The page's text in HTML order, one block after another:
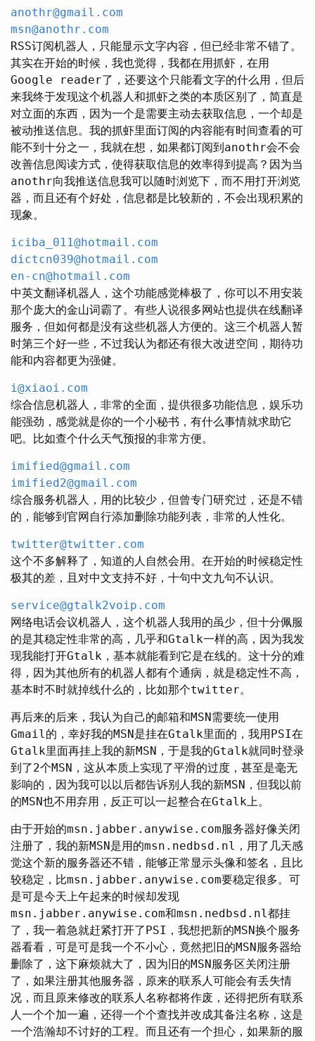
anothr@gmail.com
msn@anothr.com
RSS订阅机器人，只能显示文字内容，但已经非常不错了。
其实在开始的时候，我也觉得，我都在用抓虾，在用
Google reader了，还要这个只能看文字的什么用，但后
来我终于发现这个机器人和抓虾之类的本质区别了，简直是
对立面的东西，因为一个是需要主动去获取信息，一个却是
被动推送信息。我的抓虾里面订阅的内容能有时间查看的可
能不到十分之一，我就在想，如果都订阅到anothr会不会
改善信息阅读方式，使得获取信息的效率得到提高？因为当
anothr向我推送信息我可以随时浏览下，而不用打开浏览
器，而且还有个好处，信息都是比较新的，不会出现积累的
现象。
iciba_011@hotmail.com
dictcn039@hotmail.com
en-cn@hotmail.com
中英文翻译机器人，这个功能感觉棒极了，你可以不用安装
那个庞大的金山词霸了。有些人说很多网站也提供在线翻译
服务，但如何都是没有这些机器人方便的。这三个机器人暂
时第三个好一些，不过我认为都还有很大改进空间，期待功
能和内容都更为强健。
i@xiaoi.com
综合信息机器人，非常的全面，提供很多功能信息，娱乐功
能强劲，感觉就是你的一个小秘书，有什么事情就求助它
吧。比如查个什么天气预报的非常方便。
imified@gmail.com
imified2@gmail.com
综合服务机器人，用的比较少，但曾专门研究过，还是不错
的，能够到官网自行添加删除功能列表，非常的人性化。
twitter@twitter.com
这个不多解释了，知道的人自然会用。在开始的时候稳定性
极其的差，且对中文支持不好，十句中文九句不认识。
service@gtalk2voip.com
网络电话会议机器人，这个机器人我用的虽少，但十分佩服
的是其稳定性非常的高，几乎和Gtalk一样的高，因为我发
现我能打开Gtalk，基本就能看到它是在线的。这十分的难
得，因为其他所有的机器人都有个通病，就是稳定性不高，
基本时不时就掉线什么的，比如那个twitter。
再后来的后来，我认为自己的邮箱和MSN需要统一使用
Gmail的，幸好我的MSN是挂在Gtalk里面的，我用PSI在
Gtalk里面再挂上我的新MSN，于是我的Gtalk就同时登录
到了2个MSN，这从本质上实现了平滑的过度，甚至是毫无
影响的，因为我可以以后都告诉别人我的新MSN，但我以前
的MSN也不用弃用，反正可以一起整合在Gtalk上。
由于开始的msn.jabber.anywise.com服务器好像关闭
注册了，我的新MSN是用的msn.nedbsd.nl，用了几天感
觉这个新的服务器还不错，能够正常显示头像和签名，且比
较稳定，比msn.jabber.anywise.com要稳定很多。可
是可是今天上午起来的时候却发现
msn.jabber.anywise.com和msn.nedbsd.nl都挂
了，我一着急就赶紧打开了PSI，我想把新的MSN换个服务
器看看，可是可是我一个不小心，竟然把旧的MSN服务器给
删除了，这下麻烦就大了，因为旧的MSN服务区关闭注册
了，如果注册其他服务器，原来的联系人可能会有丢失情
况，而且原来修改的联系人名称都将作废，还得把所有联系
人一个个加一遍，还得一个个查找并改成其备注名称，这是
一个浩瀚却不讨好的工程。而且还有一个担心，如果新的服